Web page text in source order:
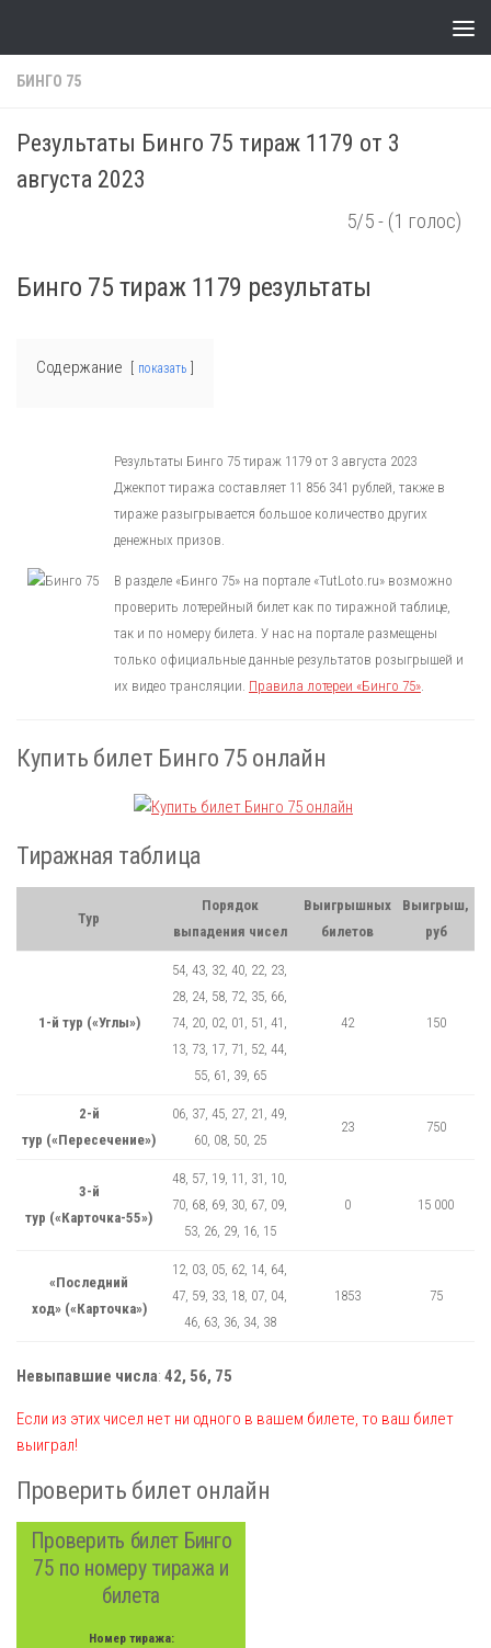
БИНГО 75
Результаты Бинго 75 тираж 1179 от 3
августа 2023
5/5 - (1 голос)
Бинго 75 тираж 1179 результаты
Содержание показать
Результаты Бинго 75 тираж 1179 от 3 августа 2023
Джекпот тиража составляет 11 856 341 рублей, также в
тираже разыгрывается большое количество других
денежных призов.
В разделе «Бинго 75» на портале «TutLoto.ru» возможно
проверить лотерейный билет как по тиражной таблице,
так и по номеру билета. У нас на портале размещены
только официальные данные результатов розыгрышей и
их видео трансляции. Правила лотереи «Бинго 75».
Купить билет Бинго 75 онлайн
Тиражная таблица
Тур
Порядок
выпадения чисел
Выигрышных
билетов
Выигрыш,
руб
1-й тур («Углы»)
54, 43, 32, 40, 22, 23,
28, 24, 58, 72, 35, 66,
74, 20, 02, 01, 51, 41,
13, 73, 17, 71, 52, 44,
55, 61, 39, 65
42 150
2-й
тур («Пересечение»)
06, 37, 45, 27, 21, 49,
60, 08, 50, 25
23 750
3-й
тур («Карточка-55»)
48, 57, 19, 11, 31, 10,
70, 68, 69, 30, 67, 09,
53, 26, 29, 16, 15
0 15 000
«Последний
ход» («Карточка»)
12, 03, 05, 62, 14, 64,
47, 59, 33, 18, 07, 04,
46, 63, 36, 34, 38
1853 75
Невыпавшие числа: 42, 56, 75
Если из этих чисел нет ни одного в вашем билете, то ваш билет
выиграл!
Проверить билет онлайн
Проверить билет Бинго
75 по номеру тиража и
билета
Номер тиража: